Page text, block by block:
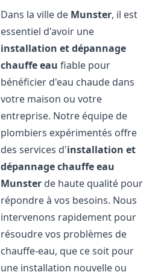
Dans la ville de Munster, il est
essentiel d'avoir une
installation et dépannage
chauffe eau fiable pour
bénéficier d'eau chaude dans
votre maison ou votre
entreprise. Notre équipe de
plombiers expérimentés offre
des services d'installation et
dépannage chauffe eau
Munster de haute qualité pour
répondre à vos besoins. Nous
intervenons rapidement pour
résoudre vos problèmes de
chauffe-eau, que ce soit pour
une installation nouvelle ou